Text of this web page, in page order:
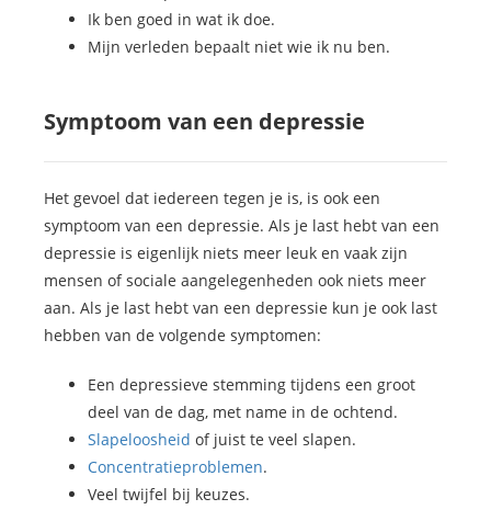
Ik ben goed in wat ik doe.
Mijn verleden bepaalt niet wie ik nu ben.
Symptoom van een depressie
Het gevoel dat iedereen tegen je is, is ook een
symptoom van een depressie. Als je last hebt van een
depressie is eigenlijk niets meer leuk en vaak zijn
mensen of sociale aangelegenheden ook niets meer
aan. Als je last hebt van een depressie kun je ook last
hebben van de volgende symptomen:
Een depressieve stemming tijdens een groot
deel van de dag, met name in de ochtend.
Slapeloosheid of juist te veel slapen.
Concentratieproblemen.
Veel twijfel bij keuzes.